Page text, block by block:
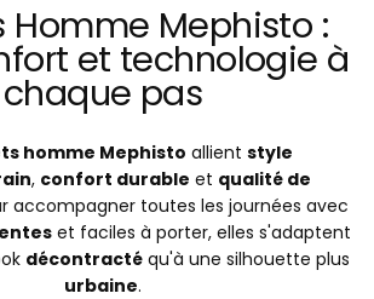
Homme Mephisto :
et technologie à
chaque pas
homme Mephisto allient style
, confort durable et qualité de
accompagner toutes les journées avec
et faciles à porter, elles s'adaptent
décontracté qu'à une silhouette plus
urbaine.